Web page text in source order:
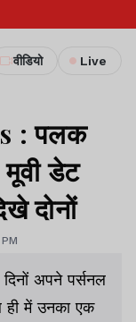
वीडियो Live
: पलक
मूवी डेट
दोनों
अपने पर्सनल
ही में उनका एक